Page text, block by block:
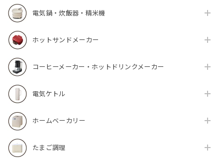
電気鍋・炊飯器・精米機
ホットサンドメーカー
コーヒーメーカー・ホットドリンクメーカー
電気ケトル
ホームベーカリー
たまご調理